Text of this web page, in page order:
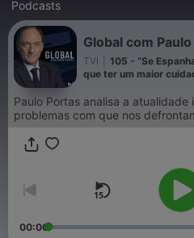
Podcasts
Global com
TVI
105 - “Se
que ter um maior
Paulo Portas analisa a
problemas com que nos
00:00